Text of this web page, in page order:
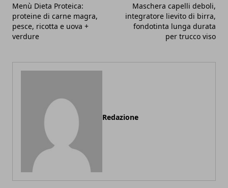
Menù Dieta Proteica:
proteine di carne magra,
pesce, ricotta e uova +
verdure
Maschera capelli deboli,
integratore lievito di birra,
fondotinta lunga durata
per trucco viso
Redazione